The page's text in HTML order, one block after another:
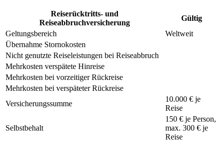
Reiserücktritts- und
Reiseabbruchversicherung
Gültig
Geltungsbereich
Weltweit
Übernahme Stornokosten
Nicht genutzte Reiseleistungen bei Reiseabbruch
Mehrkosten verspätete Hinreise
Mehrkosten bei vorzeitiger Rückreise
Mehrkosten bei verspäteter Rückreise
Versicherungssumme
10.000 € je
Reise
Selbstbehalt
150 € je Person,
max. 300 € je
Reise